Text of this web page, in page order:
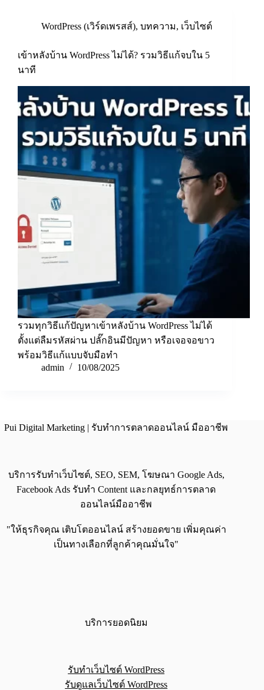
WordPress (เวิร์ดเพรสส์), บทความ, เว็บไซต์
เข้าหลังบ้าน WordPress ไม่ได้? รวมวิธีแก้จบใน 5
นาที
รวมทุกวิธีแก้ปัญหาเข้าหลังบ้าน WordPress ไม่ได้
ตั้งแต่ลืมรหัสผ่าน ปลั๊กอินมีปัญหา หรือเจอจอขาว
พร้อมวิธีแก้แบบจับมือทำ
admin
10/08/2025
Pui Digital Marketing | รับทำการตลาดออนไลน์ มืออาชีพ
บริการรับทำเว็บไซต์, SEO, SEM, โฆษณา Google Ads,
Facebook Ads รับทำ Content และกลยุทธ์การตลาด
ออนไลน์มืออาชีพ
"ให้ธุรกิจคุณ เติบโตออนไลน์ สร้างยอดขาย เพิ่มคุณค่า
เป็นทางเลือกที่ลูกค้าคุณมั่นใจ"
บริการยอดนิยม
รับทำเว็บไซต์ WordPress
รับดูแลเว็บไซต์ WordPress